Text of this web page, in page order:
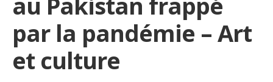
par la pandémie – Art
et culture